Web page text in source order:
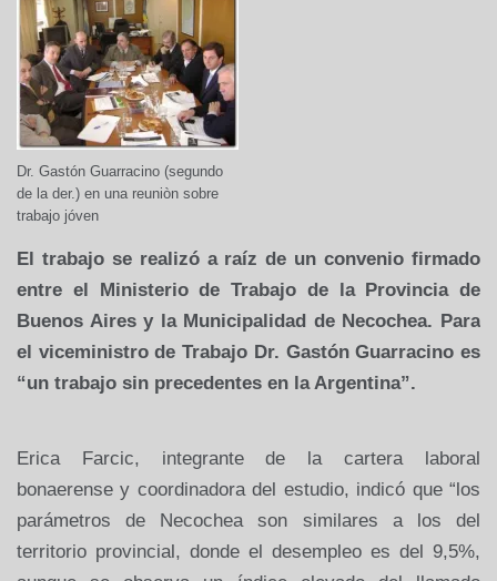
Dr. Gastón Guarracino (segundo
de la der.) en una reuniòn sobre
trabajo jóven
El trabajo se realizó a raíz de un convenio firmado
entre el Ministerio de Trabajo de la Provincia de
Buenos Aires y la Municipalidad de Necochea. Para
el viceministro de Trabajo Dr. Gastón Guarracino es
“un trabajo sin precedentes en la Argentina”.
Erica Farcic, integrante de la cartera laboral
bonaerense y coordinadora del estudio, indicó que “los
parámetros de Necochea son similares a los del
territorio provincial, donde el desempleo es del 9,5%,